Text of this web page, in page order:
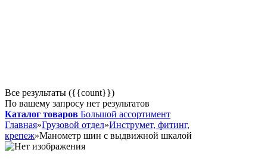
Все результаты ({{count}})
По вашему запросу нет результатов
Каталог товаров Большой ассортимент
Главная»Грузовой отдел»Инструмет, фитинг,
крепеж»Манометр шин с выдвижной шкалой